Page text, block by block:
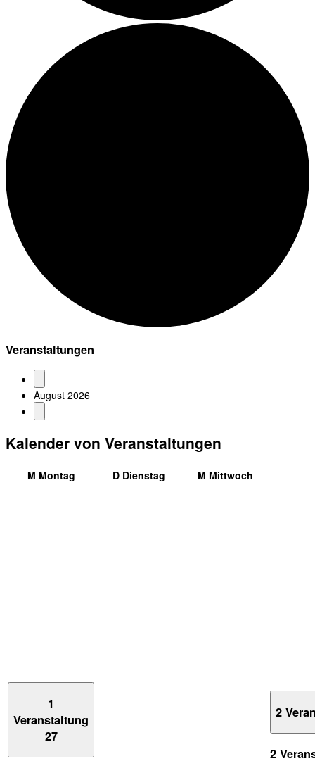
Veranstaltungen
August 2026
Kalender von Veranstaltungen
M Montag D Dienstag M Mittwoch
1
Veranstaltung
27
2
2